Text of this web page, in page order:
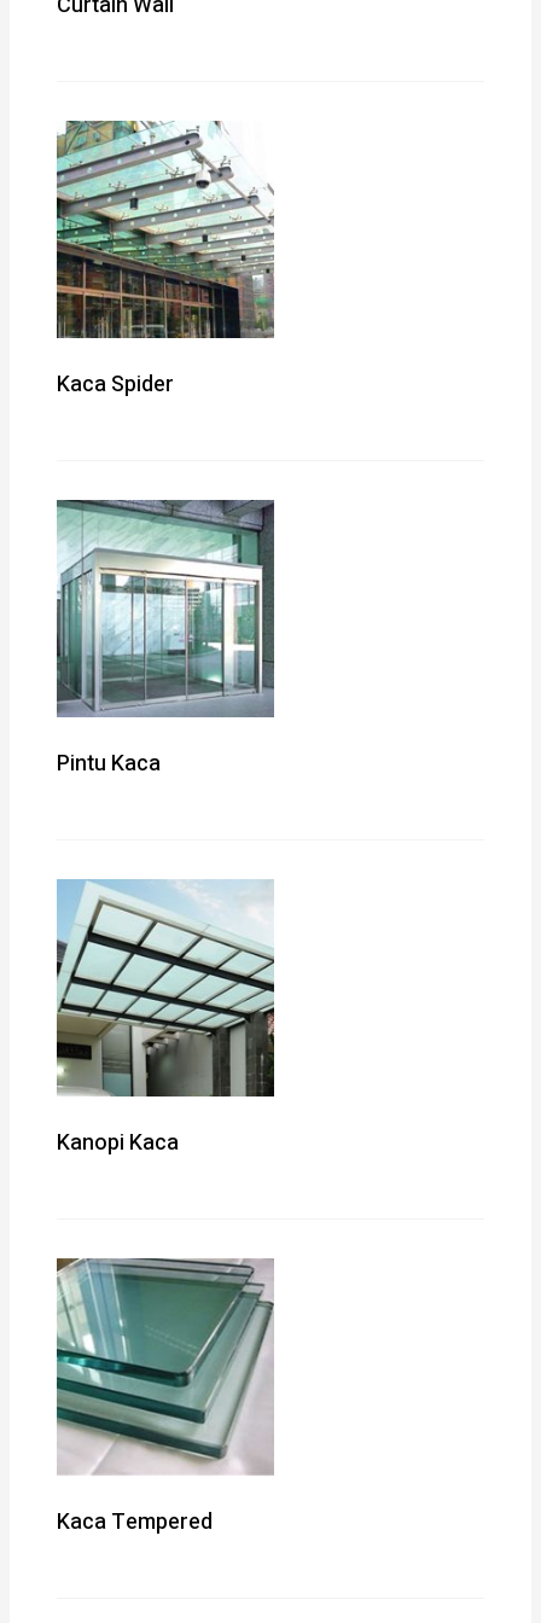
Kaca Spider
Pintu Kaca
Kanopi Kaca
Kaca Tempered